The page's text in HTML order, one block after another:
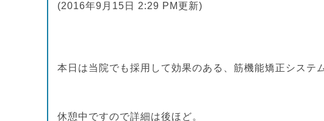
(2016年9月15日 2:29 PM更新)
本日は当院でも採用して効果のある、筋機能矯正システ
休憩中ですので詳細は後ほど。